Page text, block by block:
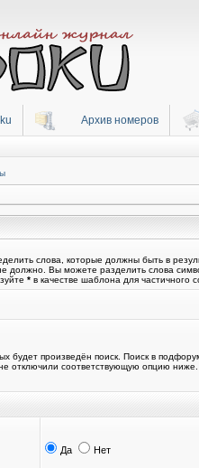
Архив номеров
слова, которые должны быть в
должно. Вы можете разделить слова
* в качестве шаблона для частичного
будет произведён поиск. Поиск в
отключили соответствующую опцию ниже.
Да Нет